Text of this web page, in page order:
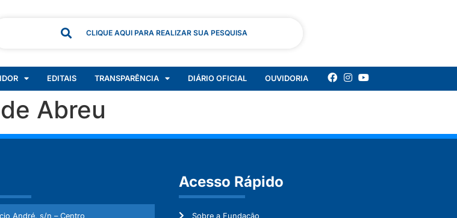
CLIQUE AQUI PARA REALIZAR SUA PESQUISA
EDITAIS TRANSPARÊNCIA DIÁRIO OFICIAL OUVIDORIA
Abreu
André, s/n – Centro
Acesso Rápido
Sobre a Fundação